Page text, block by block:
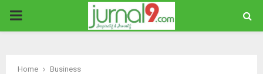
PRIMARY
Home
Business